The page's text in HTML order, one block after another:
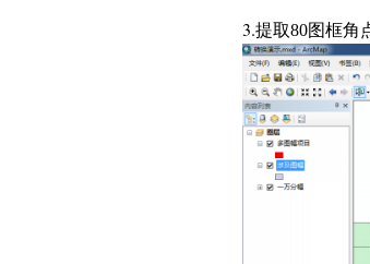
3.提取80图框角